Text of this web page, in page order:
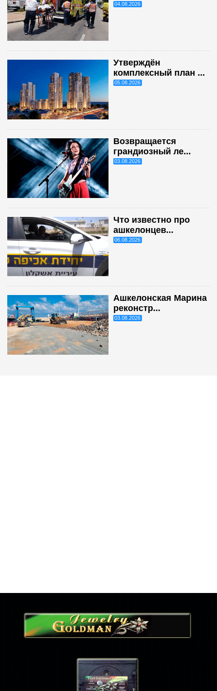
04.08.2026
Утверждён
комплексный план ...
05.08.2026
Возвращается
грандиозный ле...
03.08.2026
Что известно про
ашкелонцев...
06.08.2026
Ашкелонская Марина
реконстр...
03.08.2026